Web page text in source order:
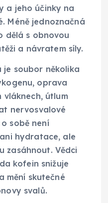
a jeho účinky na
Méně jednoznačná
dělá s obnovou
a návratem síly.
je soubor několika
oprava
vláknech, útlum
nervosvalové
sobě není
hydratace, ale
zasáhnout. Vědci
kofein snižuje
mění skutečné
svalů.